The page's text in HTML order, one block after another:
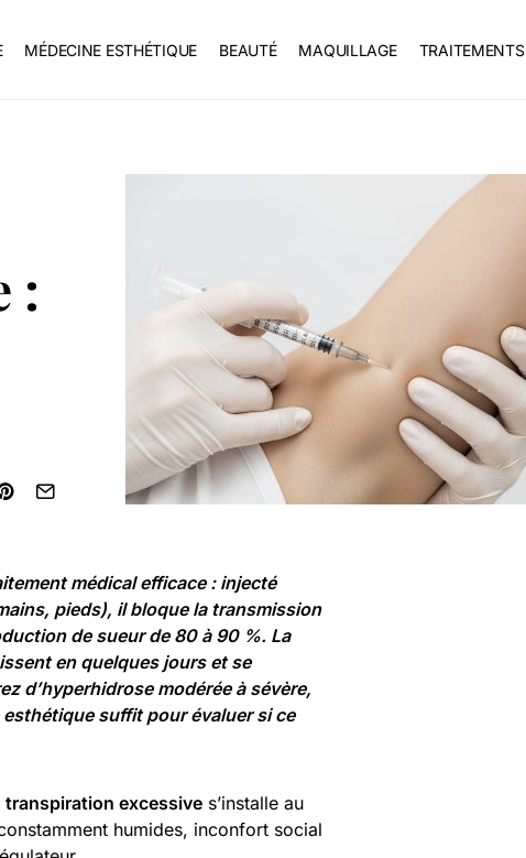
MÉDECINE ESTHÉTIQUE BEAUTÉ MAQUILLAGE TRAITEMENTS
:
médical efficace : injecté
pieds), il bloque la transmission
de sueur de 80 à 90 %. La
en quelques jours et se
d’hyperhidrose modérée à sévère,
suffit pour évaluer si ce
transpiration excessive s’installe au
humides, inconfort social